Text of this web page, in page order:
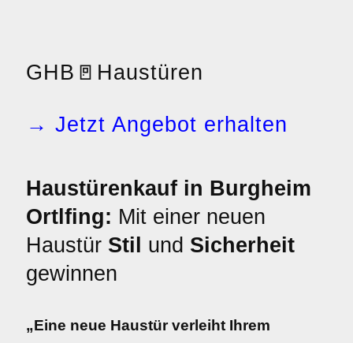
GHB 🚪 Haustüren
→ Jetzt Angebot erhalten
Haustürenkauf in Burgheim
Ortlfing: Mit einer neuen
Haustür Stil und Sicherheit
gewinnen
„Eine neue Haustür verleiht Ihrem